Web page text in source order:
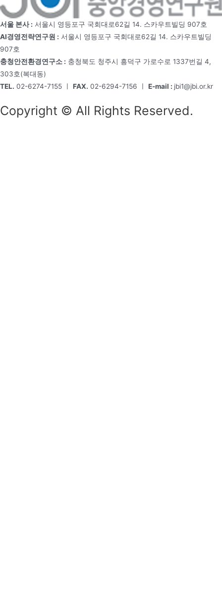
서울 본사 : 서울시 영등포구 국회대로62길 14. 스카우트빌딩 907호
AI경영전략연구원 : 서울시 영등포구 국회대로62길 14. 스카우트빌딩
907호
충청안전환경연구소 : 충청북도 청주시 흥덕구 가로수로 1337번길 4,
303호(복대동)
TEL. 02-6274-7155 ㅣ FAX. 02-6294-7156 ㅣ E-mail : jbi1@jbi.or.kr
Copyright © All Rights Reserved.